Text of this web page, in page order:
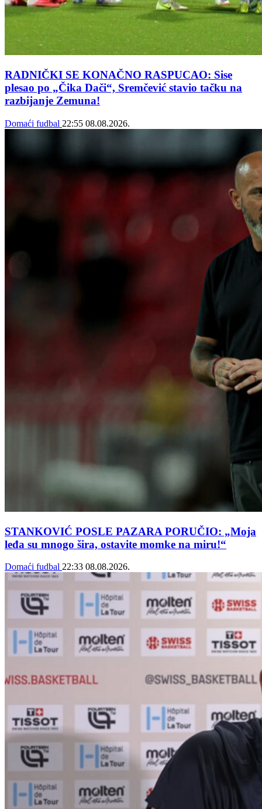
RADNIČKI SE KONAČNO RASPUCAO: Sise
plesao po „Čika Dači“, Sremčević stavio tačku na
razbijanje Zemuna!
Domaći fudbal 22:55 08.08.2026.
STANKOVIĆ POSLE PAZARA PORUČIO: „Moja
leđa su mnogo šira, ostavite momke na miru!“
Domaći fudbal 22:33 08.08.2026.